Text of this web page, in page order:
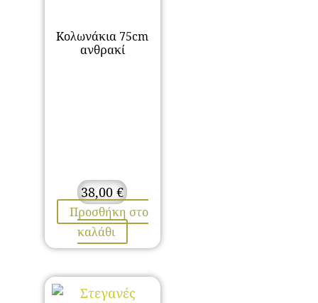
Κολωνάκια 75cm
ανθρακί
38,00€
Προσθήκη στο
καλάθι